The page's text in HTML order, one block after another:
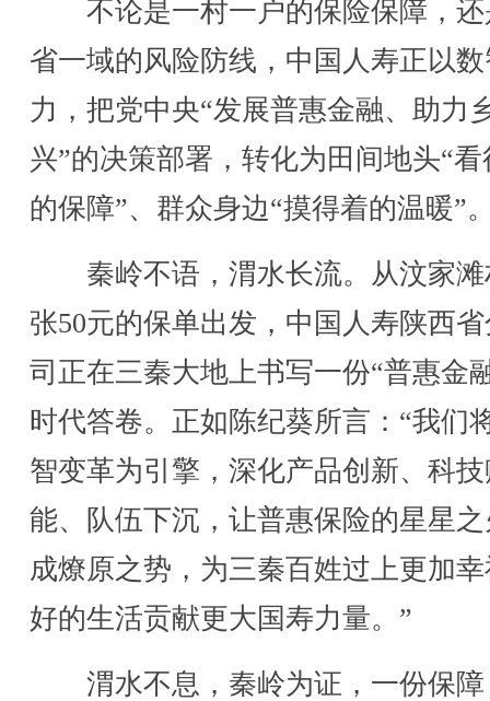
不论是一村一户的保险保障，还
省一域的风险防线，中国人寿正以
力，把党中央“发展普惠金融、助力
兴”的决策部署，转化为田间地头“看
的保障”、群众身边“摸得着的温暖”
秦岭不语，渭水长流。从汶家滩
张50元的保单出发，中国人寿陕西
司正在三秦大地上书写一份“普惠金
时代答卷。正如陈纪葵所言：“我们
智变革为引擎，深化产品创新、科
能、队伍下沉，让普惠保险的星星
成燎原之势，为三秦百姓过上更加
好的生活贡献更大国寿力量。”
渭水不息，秦岭为证，一份保障